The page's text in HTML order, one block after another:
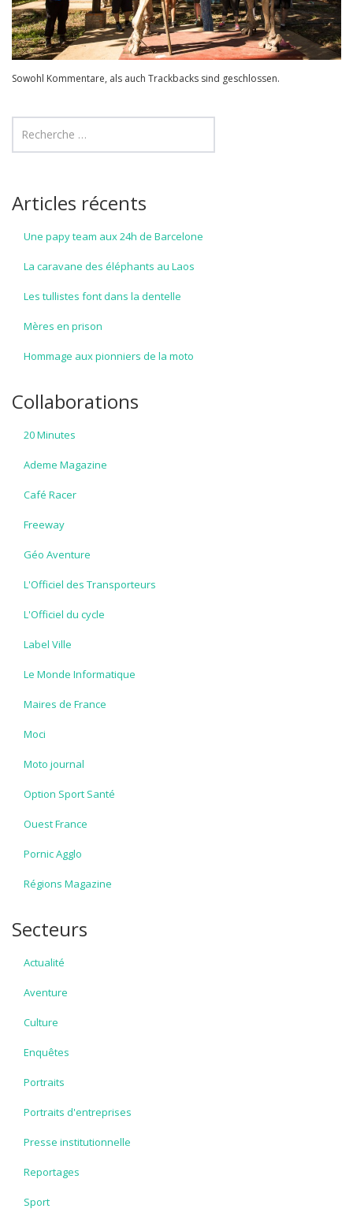
Sowohl Kommentare, als auch Trackbacks sind geschlossen.
Articles récents
Une papy team aux 24h de Barcelone
La caravane des éléphants au Laos
Les tullistes font dans la dentelle
Mères en prison
Hommage aux pionniers de la moto
Collaborations
20 Minutes
Ademe Magazine
Café Racer
Freeway
Géo Aventure
L'Officiel des Transporteurs
L'Officiel du cycle
Label Ville
Le Monde Informatique
Maires de France
Moci
Moto journal
Option Sport Santé
Ouest France
Pornic Agglo
Régions Magazine
Secteurs
Actualité
Aventure
Culture
Enquêtes
Portraits
Portraits d'entreprises
Presse institutionnelle
Reportages
Sport